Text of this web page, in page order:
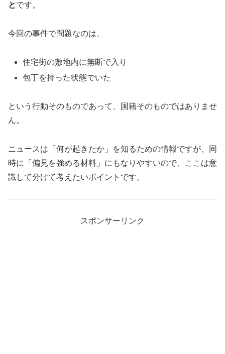
とです。
今回の事件で問題なのは、
住宅街の敷地内に無断で入り
包丁を持った状態でいた
という行動そのものであって、国籍そのものではありませ
ん。
ニュースは「何が起きたか」を知るための情報ですが、同
時に「偏見を強める材料」にもなりやすいので、ここは意
識して分けて考えたいポイントです。
スポンサーリンク